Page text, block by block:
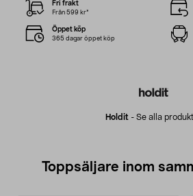
Holdit - Se alla
Fri frakt
Från 599 kr*
Öppet köp
365 dagar öppet köp
Toppsäljare inom